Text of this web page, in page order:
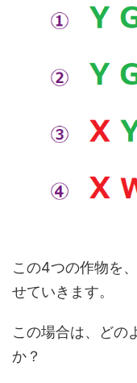
この4つの作物を
せていきます。
この場合は、どの
か？